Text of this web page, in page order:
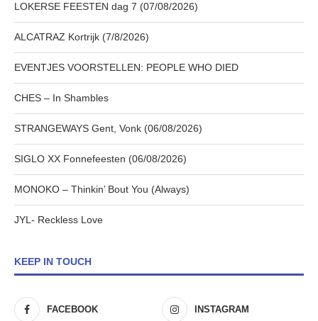
LOKERSE FEESTEN dag 7 (07/08/2026)
ALCATRAZ Kortrijk (7/8/2026)
EVENTJES VOORSTELLEN: PEOPLE WHO DIED
CHES – In Shambles
STRANGEWAYS Gent, Vonk (06/08/2026)
SIGLO XX Fonnefeesten (06/08/2026)
MONOKO – Thinkin’ Bout You (Always)
JYL- Reckless Love
KEEP IN TOUCH
FACEBOOK INSTAGRAM